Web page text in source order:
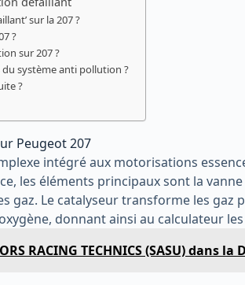
sur la 207 ?
?
sur 207 ?
système anti pollution ?
?
Peugeot 207
intégré aux motorisations
les éléments principaux sont la
Le catalyseur transforme les
donnant ainsi au calculateur
RACING TECHNICS (SASU) dans